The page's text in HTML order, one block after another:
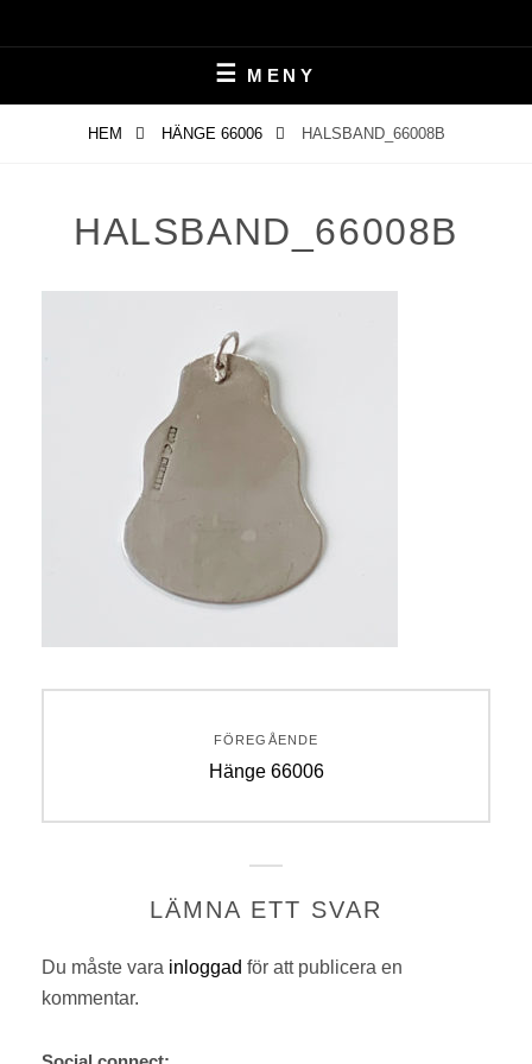
till
MENY
HEM HÄNGE 66006 HALSBAND_66008B
HALSBAND_66008B
FÖREGÅENDE
Föregående
Hänge 66006
LÄMNA ETT SVAR
Du måste vara inloggad för att publicera en
kommentar.